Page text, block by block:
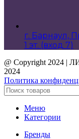
г. Барнаул,
1 эт. (вход 7)
@ Copyright 2024 |
2024
Политика
Меню
Категории
Бренды